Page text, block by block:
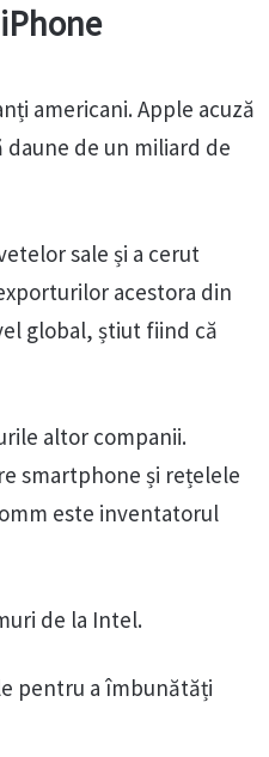
americani. Apple acuză
de un miliard de
sale și a cerut
acestora din
global, știut fiind că
altor companii.
smartphone și rețelele
este inventatorul
de la Intel.
pentru a îmbunătăți